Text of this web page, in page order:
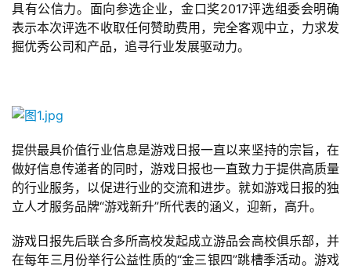
首
页
茶
原
创
游
戏
界
具有公信力。面向参选企业，金口奖2017评选组委会明确
表示本次评选不收取任何赞助费用，完全客观中立，力求发
掘优秀公司和产品，追寻行业发展驱动力。
提供最具价值行业信息是游戏日报一直以来坚持的宗旨，在
做好信息传递者的同时，游戏日报也一直致力于提供高质量
的行业服务，以促进行业的交流和进步。就如游戏日报的独
立人才服务品牌“游戏新升”所代表的涵义，迎新，高升。
游戏日报先后联合多所高校发起成立游品会高校俱乐部，并
在每年三月份举行公益性质的“金三银四”跳槽季活动。游戏